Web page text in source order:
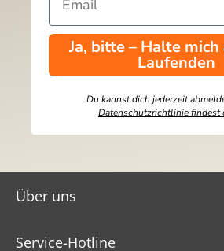
Ja, bitte – Halte
Laufenden
Du kannst dich jederzeit
Datenschutzrichtlinie findest
Über uns
Service-Hotline